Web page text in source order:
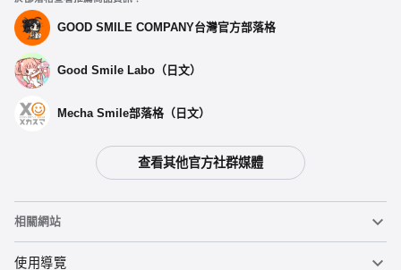
GOOD SMILE COMPANY台灣官方部落格
Good Smile Labo（日文）
Mecha Smile部落格（日文）
查看其他官方社群媒體
相關網站
黏土人
使用導覽